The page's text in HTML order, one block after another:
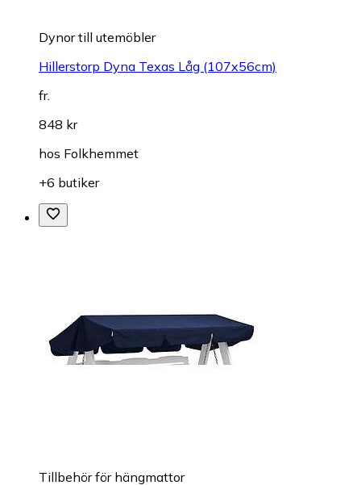
Dynor till utemöbler
Hillerstorp Dyna Texas Låg (107x56cm)
fr.
848 kr
hos Folkhemmet
+6 butiker
Tillbehör för hängmattor